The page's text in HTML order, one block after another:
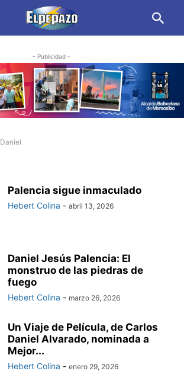
- Publicidad -
Daniel
Palencia sigue inmaculado
Hebert Colina - abril 13, 2026
Daniel Jesús Palencia: El
monstruo de las piedras de
fuego
Hebert Colina - marzo 26, 2026
Un Viaje de Película, de Carlos
Daniel Alvarado, nominada a
Mejor...
Hebert Colina - enero 29, 2026